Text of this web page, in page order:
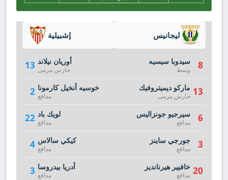
إشبيلية
13 أوريان نيلاند
حارس مرمى
2 خوسيه أنخيل كارمونا
مدافع
22 لويك باد
مدافع
4 كيكي سالاس
مدافع
3 أدريا بيدروسا
مدافع
ليجانيس
8 سيدوبا سيسيه
وسط
13 ماركو ديميتروفيك
حارس مرمى
6 سيرجيو جونزاليس
مدافع
3 جورجي ساينز
مدافع
20 خافيير هيرنانديز
مدافع